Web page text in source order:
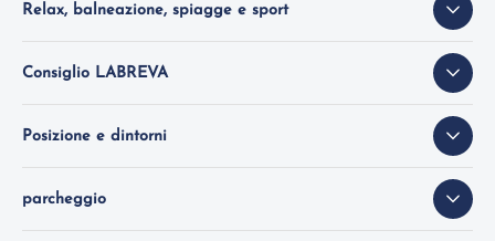
Relax, balneazione, spiagge e sport
Consiglio LABREVA
Posizione e dintorni
parcheggio